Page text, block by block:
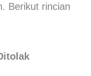
Berikut rincian